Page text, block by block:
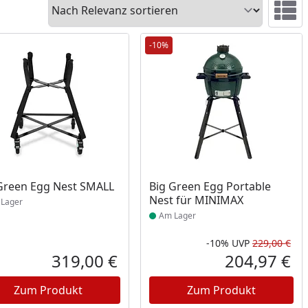
Preis
Egg Nest SMALL
am Lager
Aktueller Preis
319,00 €
Zum Produkt
-10%
Big Green Egg Portable
Nest für MINIMAX
Produkt am Lager
Am Lager
-10% UVP 229,00 €
204,97 €
Zum Produkt